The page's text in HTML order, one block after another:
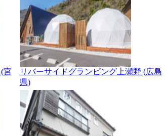
宮
リバーサイドグランピング上瀬野 (広島
県)